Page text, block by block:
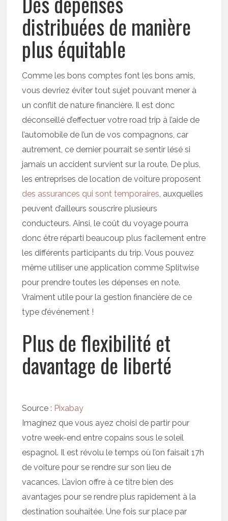
distribuées de manière
plus équitable
Comme les bons comptes font les bons amis,
vous devriez éviter tout sujet pouvant mener à
un conflit de nature financière. Il est donc
déconseillé d’effectuer votre road trip à l’aide de
l’automobile de l’un de vos compagnons, car
autrement, ce dernier pourrait se sentir lésé si
jamais un accident survient sur la route. De plus,
les entreprises de location de voiture proposent
des assurances qui sont temporaires, auxquelles
peuvent d’ailleurs souscrire plusieurs
conducteurs. Ainsi, le coût du voyage pourra
donc être réparti beaucoup plus facilement entre
les différents participants du trip. Vous pouvez
même utiliser une application comme Splitwise
pour prendre toutes les dépenses en note.
Vraiment utile pour la gestion financière de ce
type d’événement !
Plus de flexibilité et
davantage de liberté
Source : Pixabay
Imaginez que vous ayez choisi de partir pour
votre week-end entre copains sous le soleil
espagnol. Il est révolu le temps où l’on faisait 17h
de voiture pour se rendre sur son lieu de
vacances. L’avion offre à ce titre bien des
avantages pour se rendre plus rapidement à la
destination souhaitée. Une fois sur place par